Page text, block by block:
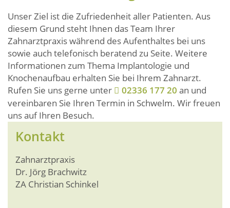
Unser Ziel ist die Zufriedenheit aller Patienten. Aus
diesem Grund steht Ihnen das Team Ihrer
Zahnarztpraxis während des Aufenthaltes bei uns
sowie auch telefonisch beratend zu Seite. Weitere
Informationen zum Thema Implantologie und
Knochenaufbau erhalten Sie bei Ihrem Zahnarzt.
Rufen Sie uns gerne unter
02336 177 20 an und
vereinbaren Sie Ihren Termin in Schwelm. Wir freuen
uns auf Ihren Besuch.
Kontakt
Zahnarztpraxis
Dr. Jörg Brachwitz
ZA Christian Schinkel